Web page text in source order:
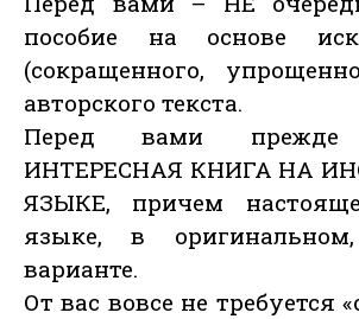
пособие на основе
(сокращенного,
авторского текста.
Перед вами
ИНТЕРЕСНАЯ КНИГА НА
ЯЗЫКЕ, причем
языке, в
варианте.
От вас вовсе не требуется